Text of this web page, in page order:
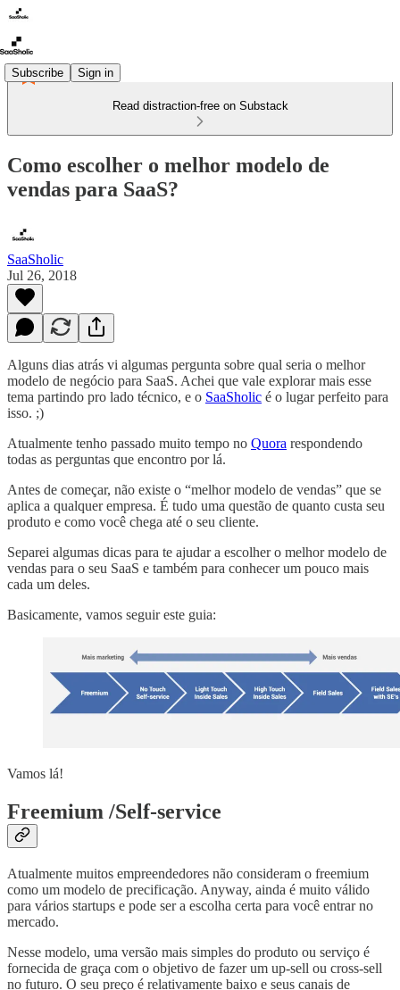
Subscribe Sign in
Read distraction-free on Substack
Como escolher o melhor modelo de
vendas para SaaS?
SaaSholic
Jul 26, 2018
Alguns dias atrás vi algumas pergunta sobre qual seria o melhor
modelo de negócio para SaaS. Achei que vale explorar mais esse
tema partindo pro lado técnico, e o SaaSholic é o lugar perfeito para
isso. ;)
Atualmente tenho passado muito tempo no Quora respondendo
todas as perguntas que encontro por lá.
Antes de começar, não existe o “melhor modelo de vendas” que se
aplica a qualquer empresa. É tudo uma questão de quanto custa seu
produto e como você chega até o seu cliente.
Separei algumas dicas para te ajudar a escolher o melhor modelo de
vendas para o seu SaaS e também para conhecer um pouco mais
cada um deles.
Basicamente, vamos seguir este guia:
Vamos lá!
Freemium /Self-service
Atualmente muitos empreendedores não consideram o freemium
como um modelo de precificação. Anyway, ainda é muito válido
para vários startups e pode ser a escolha certa para você entrar no
mercado.
Nesse modelo, uma versão mais simples do produto ou serviço é
fornecida de graça com o objetivo de fazer um up-sell ou cross-sell
no futuro. O seu preço é relativamente baixo e seus canais de